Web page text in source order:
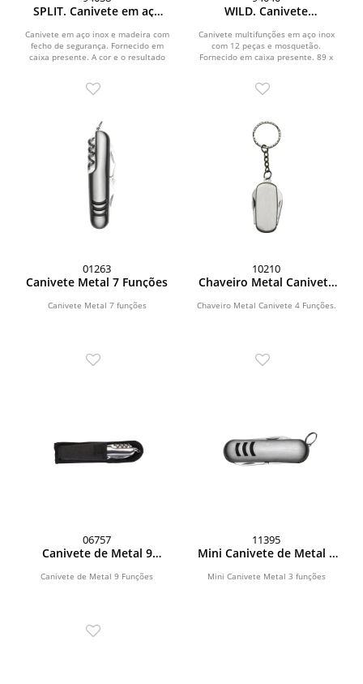
SPLIT. Canivete em aço
de segurança
Canivete em aço inox e madeira com
fecho de segurança. Fornecido em
caixa presente. A cor e o resultado
WILD. Canivete
peças em aço inox
Canivete multifunções em aço inox
com 12 peças e mosquetão.
Fornecido em caixa presente. 89 x
01263
Canivete Metal 7 Funções
Canivete Metal 7 funções
10210
Chaveiro Metal Canivete
Chaveiro Metal Canivete 4 Funções.
06757
Canivete de Metal 9
Canivete de Metal 9 Funções
11395
Mini Canivete de Metal 3
Mini Canivete Metal 3 funções